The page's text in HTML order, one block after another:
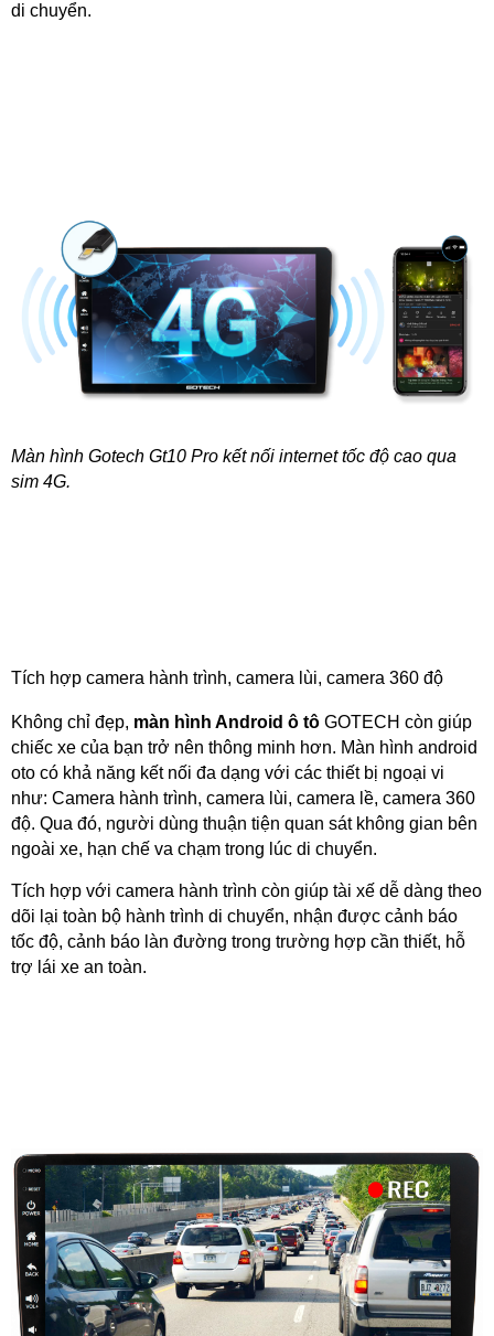
di chuyển.
Màn hình Gotech Gt10 Pro kết nối internet tốc độ cao qua
sim 4G.
Tích hợp camera hành trình, camera lùi, camera 360 độ
Không chỉ đẹp, màn hình Android ô tô GOTECH còn giúp
chiếc xe của bạn trở nên thông minh hơn. Màn hình android
oto có khả năng kết nối đa dạng với các thiết bị ngoại vi
như: Camera hành trình, camera lùi, camera lề, camera 360
độ. Qua đó, người dùng thuận tiện quan sát không gian bên
ngoài xe, hạn chế va chạm trong lúc di chuyển.
Tích hợp với camera hành trình còn giúp tài xế dễ dàng theo
dõi lại toàn bộ hành trình di chuyển, nhận được cảnh báo
tốc độ, cảnh báo làn đường trong trường hợp cần thiết, hỗ
trợ lái xe an toàn.